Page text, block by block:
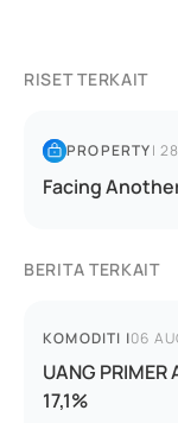
RISET TERKAIT
PROPERTY|
Facing
BERITA TERKAIT
KOMODITI |06
UANG PRIMER
17,1%